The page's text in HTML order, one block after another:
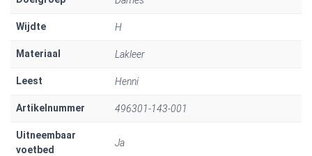
Wijdte H
Materiaal Lakleer
Leest Henni
Artikelnummer 496301-143-001
Uitneembaar
voetbed
Ja